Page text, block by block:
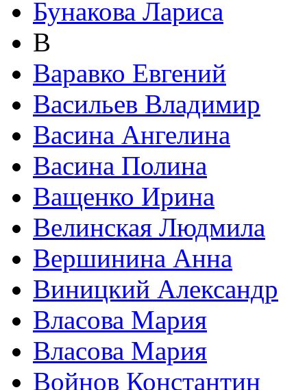
Бунакова Лариса
В
Варавко Евгений
Васильев Владимир
Васина Ангелина
Васина Полина
Ващенко Ирина
Велинская Людмила
Вершинина Анна
Виницкий Александр
Власова Мария
Власова Мария
Войнов Константин